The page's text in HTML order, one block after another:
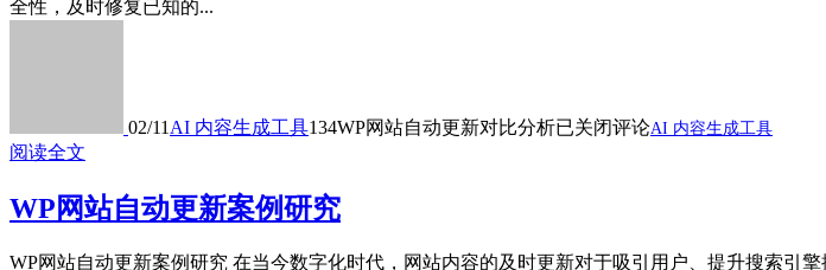
全性，及时修复已知的...
02/11 AI 内容生成工具134WP网站自动更新对比分析已关闭评论AI 内容生成工具
阅读全文
WP网站自动更新案例研究
WP网站自动更新案例研究 在当今数字化时代，网站内容的及时更新对于吸引用户、提升搜索引